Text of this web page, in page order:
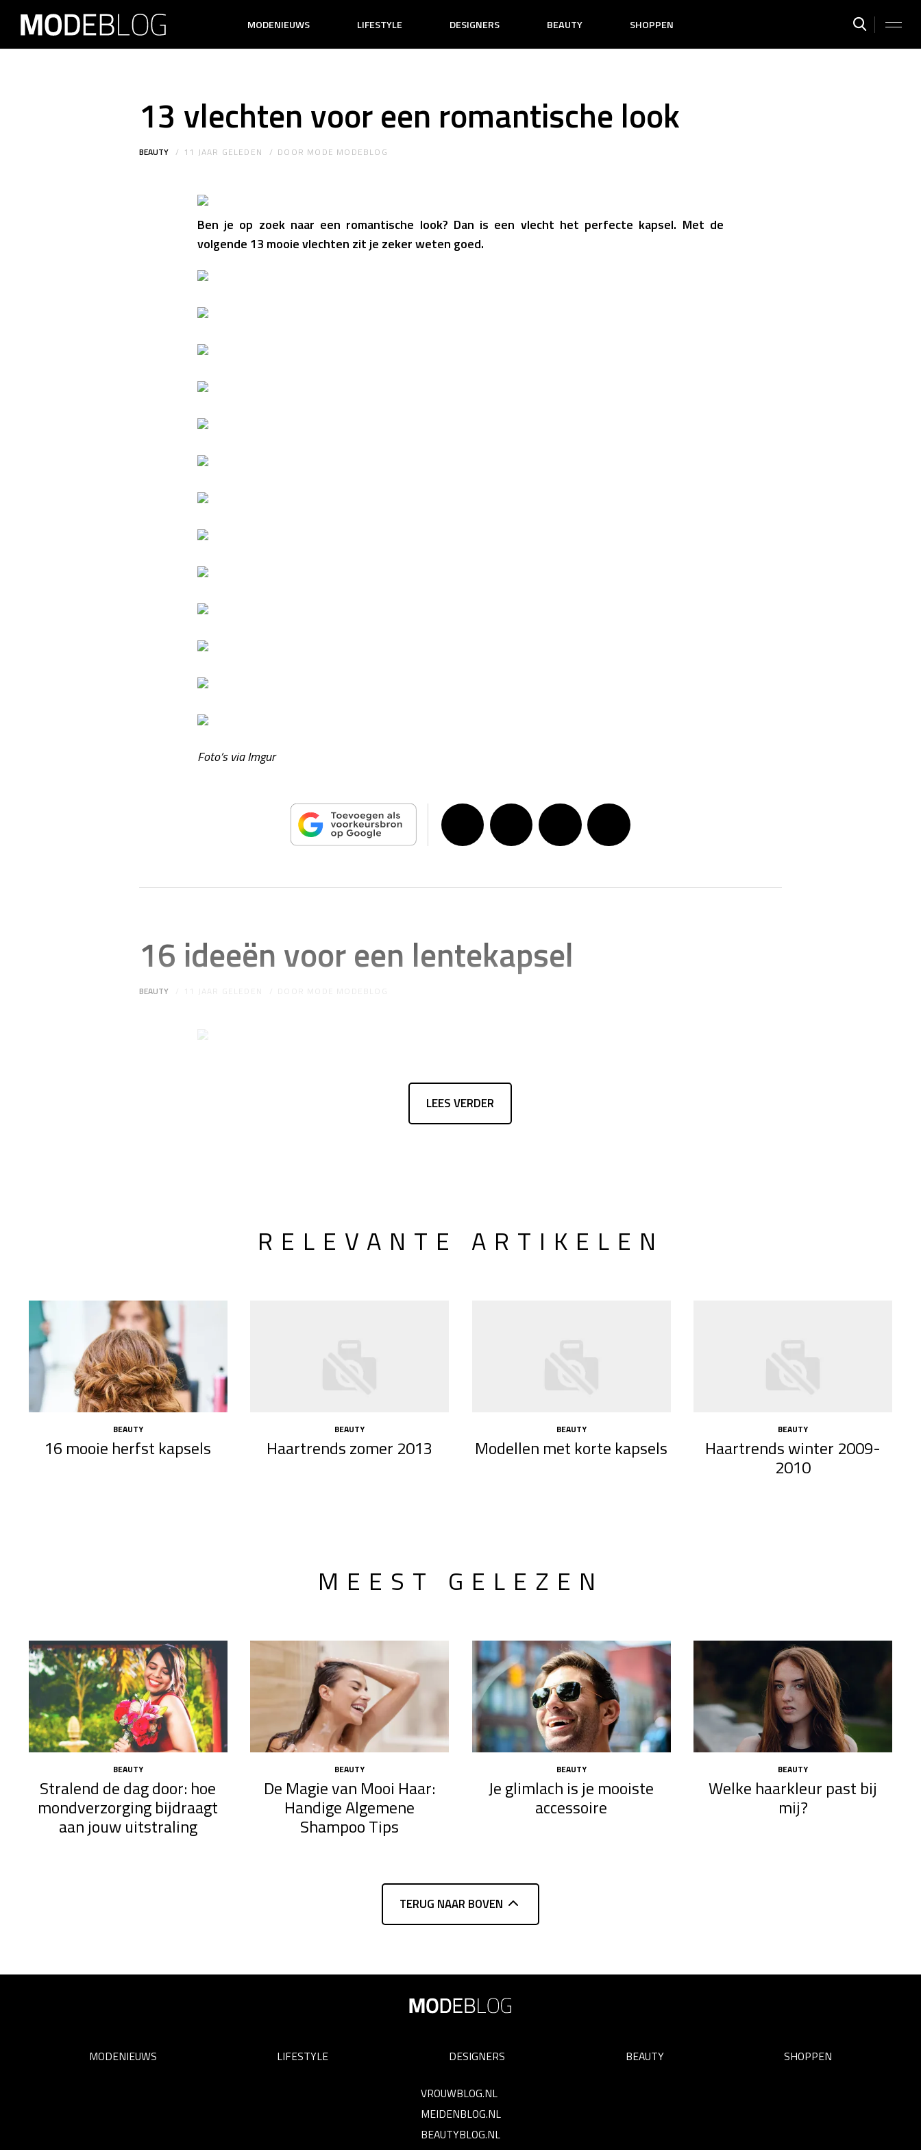
MODENIEUWS LIFESTYLE DESIGNERS BEAUTY SHOPPEN
13 vlechten voor een romantische look
BEAUTY 11 JAAR GELEDEN DOOR MODE MODEBLOG
Ben je op zoek naar een romantische look? Dan is een vlecht het perfecte kapsel. Met de
volgende 13 mooie vlechten zit je zeker weten goed.
Foto’s via Imgur
16 ideeën voor een lentekapsel
BEAUTY 11 JAAR GELEDEN DOOR MODE MODEBLOG
LEES VERDER
RELEVANTE ARTIKELEN
BEAUTY
16 mooie herfst kapsels
BEAUTY
Haartrends zomer 2013
BEAUTY
Modellen met korte kapsels
BEAUTY
Haartrends winter 2009-
2010
MEEST GELEZEN
BEAUTY
Stralend de dag door: hoe
mondverzorging bijdraagt
aan jouw uitstraling
BEAUTY
De Magie van Mooi Haar:
Handige Algemene
Shampoo Tips
BEAUTY
Je glimlach is je mooiste
accessoire
BEAUTY
Welke haarkleur past bij
mij?
TERUG NAAR BOVEN
MODENIEUWS LIFESTYLE DESIGNERS BEAUTY SHOPPEN
VROUWBLOG.NL
MEIDENBLOG.NL
BEAUTYBLOG.NL